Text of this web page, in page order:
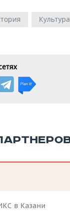
Культура
в Казани